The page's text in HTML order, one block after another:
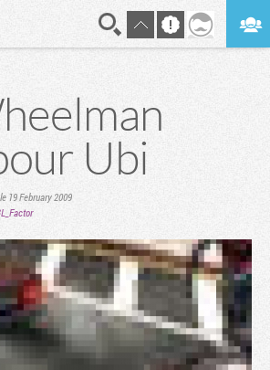
Ubi
le 19 February 2009